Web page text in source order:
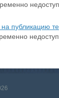
публикацию